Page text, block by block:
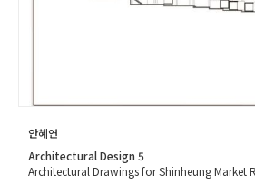
안혜연
Architectural Design 5
Architectural Drawings for Shinheung Market